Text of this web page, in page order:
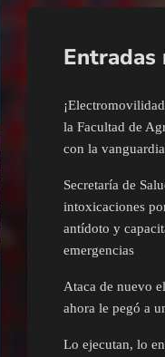
Entradas
la Facultad de
con la
Secretaría de
intoxicaciones
antídoto y
emergencias
Ataca de nuevo
ahora le pegó a
Lo ejecutan, lo